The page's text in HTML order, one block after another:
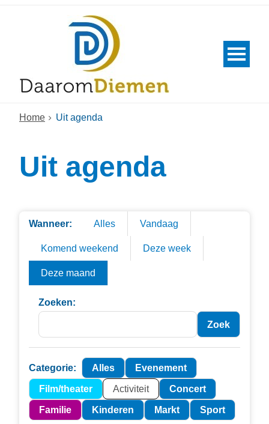
Home Uit agenda
Uit agenda
Wanneer: Alles Vandaag
Komend weekend Deze week
Deze maand
Zoeken:
Categorie: Alles Evenement
Film/theater Activiteit Concert
Familie Kinderen Markt Sport